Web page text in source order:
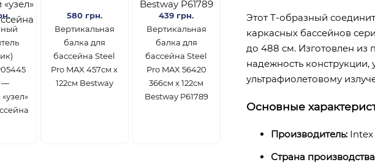
—
580 грн.
Вертикальная
балка для
бассейна Steel
Pro MAX 457см x
122см Bestway
439 грн.
Вертикальная
балка для
бассейна Steel
Pro MAX 56420
366см x 122см
Bestway P61789
Этот T-образный
каркасных бассейнов
до 488 см. Изготовлен из
надежность конструкции,
ультрафиолетовому
Основные
Производитель:Intex
Страна